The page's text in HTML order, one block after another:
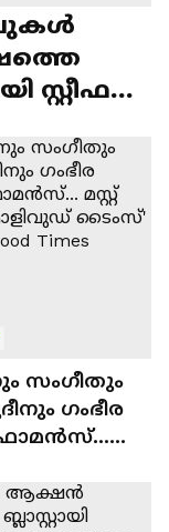
സ്റ്റീഫൻ
സംഗീതും
ഗംഭീര
Mollywood